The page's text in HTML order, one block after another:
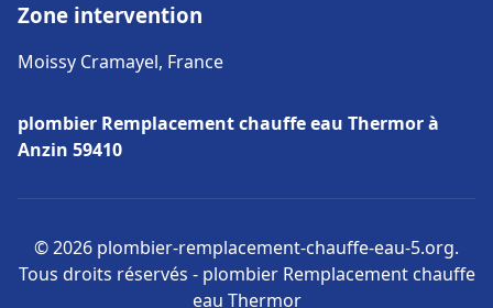
Zone intervention
Moissy Cramayel, France
plombier Remplacement chauffe eau Thermor à
Anzin 59410
© 2026 plombier-remplacement-chauffe-eau-5.org.
Tous droits réservés - plombier Remplacement chauffe
eau Thermor